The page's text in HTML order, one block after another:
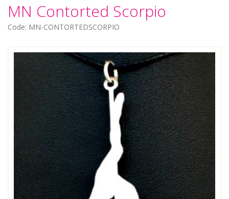
MN Contorted Scorpio
Code: MN-CONTORTEDSCORPIO